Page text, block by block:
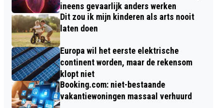
ineens gevaarlijk anders werken
Dit zou ik mijn kinderen als arts nooit
laten doen
Europa wil het eerste elektrische
continent worden, maar de rekensom
klopt niet
Booking.com: niet-bestaande
vakantiewoningen massaal verhuurd